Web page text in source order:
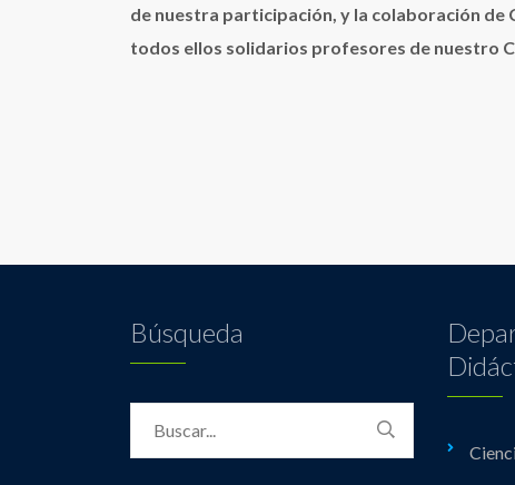
de nuestra participación, y la colaboración de
todos ellos solidarios profesores de nuestro
Búsqueda